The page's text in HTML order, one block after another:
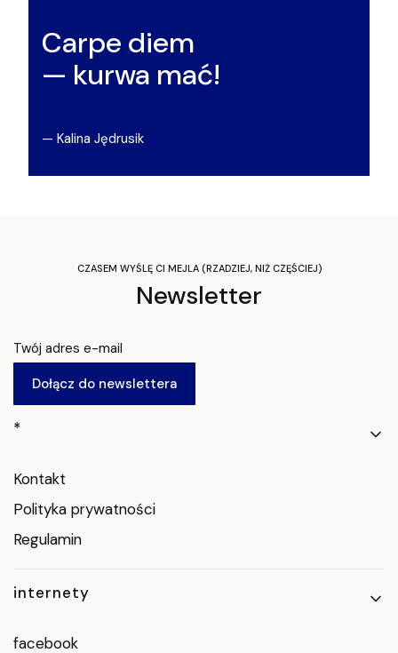
Carpe diem
— kurwa mać!
— Kalina Jędrusik
CZASEM WYŚLĘ CI MEJLA (RZADZIEJ, NIŻ CZĘŚCIEJ)
Newsletter
Twój adres e-mail
Dołącz do newslettera
Linki w stopce
*
Kontakt
Polityka prywatności
Regulamin
internety
facebook